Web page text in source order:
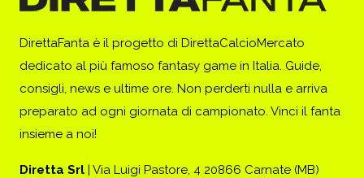
DirettaFanta è il progetto di DirettaCalcioMercato
dedicato al più famoso fantasy game in Italia. Guide,
consigli, news e ultime ore. Non perderti nulla e arriva
preparato ad ogni giornata di campionato. Vinci il fanta
insieme a noi!
Diretta Srl | Via Luigi Pastore, 4 20866 Carnate (MB)